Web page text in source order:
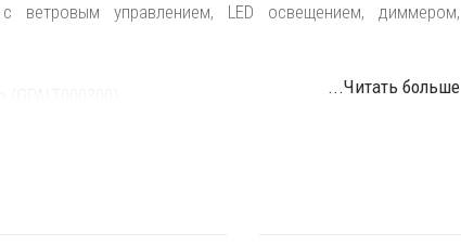
ветровым управлением, LED освещением, диммером,
квадратная плита для крепления в грунт 300х300 мм
...Читать больше